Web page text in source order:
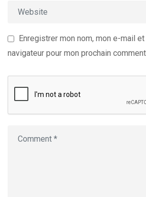
Enregistrer mon nom, mon e-mail
navigateur pour mon prochain